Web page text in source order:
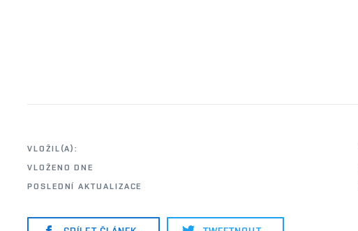
VLOŽIL(A):
VLOŽENO DNE
POSLEDNÍ AKTUALIZACE